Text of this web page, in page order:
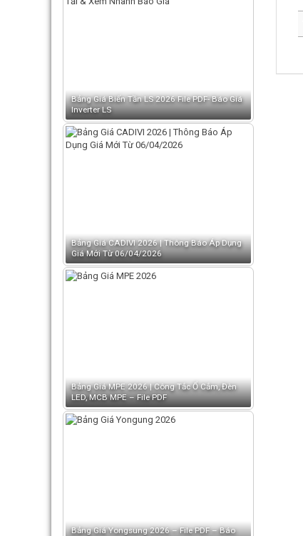
Bảng Giá Biến Tần LS 2026 File PDF- Báo Giá
Inverter LS
Bảng Giá CADIVI 2026 | Thông Báo Áp Dụng
Giá Mới Từ 06/04/2026
Bảng Giá MPE 2026 | Công Tắc Ổ Cắm, Đèn
LED, MCB MPE – File PDF
Bảng Giá Yongsung 2026 – File PDF – Báo